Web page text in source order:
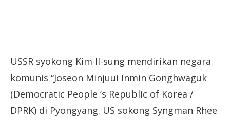
USSR syokong Kim Il-sung mendirikan negara
komunis “Joseon Minjuui Inmin Gonghwaguk
(Democratic People ‘s Republic of Korea /
DPRK) di Pyongyang. US sokong Syngman Rhee